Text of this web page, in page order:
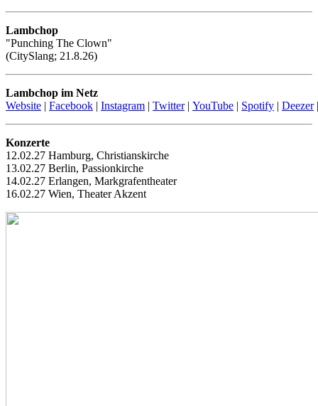
Lambchop
"Punching The Clown"
(CitySlang; 21.8.26)
Lambchop im Netz
Website | Facebook | Instagram | Twitter| YouTube | Spotify | Deezer
Konzerte
12.02.27 Hamburg, Christianskirche
13.02.27 Berlin, Passionkirche
14.02.27 Erlangen, Markgrafentheater
16.02.27 Wien, Theater Akzent